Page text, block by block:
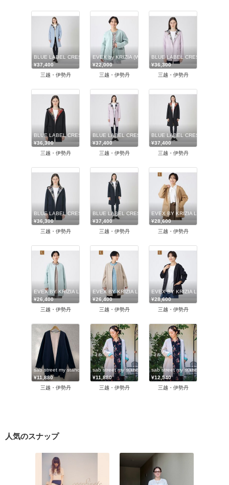
BLUE LABEL CRESTBRIDGE (Women)/ブルーレーベル・クレストブリッジ
¥37,400
三越・伊勢丹
EVEX by KRIZIA (Women)/エヴェックス バイ クリツィア
¥22,000
三越・伊勢丹
BLUE LABEL CRESTBRIDGE
¥36,300
三越・伊勢丹
BLUE LABEL CRESTBRIDGE (Women)/ブルーレーベル・クレストブリッジ
¥36,300
三越・伊勢丹
BLUE LABEL CRESTBRIDGE (Women)/ブルーレーベル
¥37,400
三越・伊勢丹
BLUE LABEL CRESTBRIDGE
¥37,400
三越・伊勢丹
BLUE LABEL CRESTBRIDGE (Women)/ブルーレーベル・クレストブリッジ
¥36,300
三越・伊勢丹
BLUE LABEL CRESTBRIDGE (Women)/ブルーレーベル
¥37,400
三越・伊勢丹
EVEX BY KRIZIA L (Women/大
¥28,600
三越・伊勢丹
EVEX BY KRIZIA L (Women/大きいサイズ)/エヴェックス バイ クリツィアL
¥26,400
三越・伊勢丹
EVEX BY KRIZIA L (Women/大きいサイズ)/エヴェックス
¥26,400
三越・伊勢丹
EVEX BY KRIZIA L (Women/大
¥28,600
三越・伊勢丹
sab street my standard (Women/大きいサイズ)/サブストリート マイスタンダード
¥11,880
三越・伊勢丹
sab street my standard (Women/大きいサイズ)/サブスト
¥11,880
三越・伊勢丹
sab street my standard (Women/
¥12,540
三越・伊勢丹
人気のスナップ